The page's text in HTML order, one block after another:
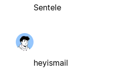
Sentele
heyismail